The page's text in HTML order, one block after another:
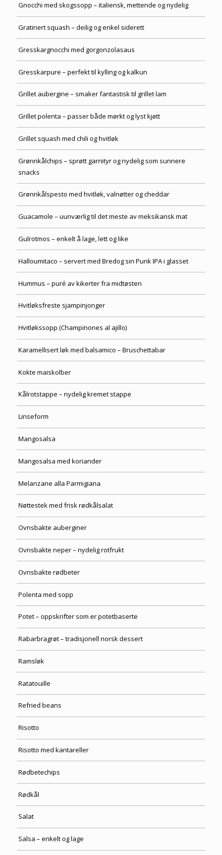
Gnocchi med skogssopp – italiensk, mettende og nydelig
Gratinert squash – deilig og enkel siderett
Gresskargnocchi med gorgonzolasaus
Gresskarpure – perfekt til kylling og kalkun
Grillet aubergine – smaker fantastisk til grillet lam
Grillet polenta – passer både mørkt og lyst kjøtt
Grillet squash med chili og hvitløk
Grønnkålchips – sprøtt garnityr og nydelig som sunnere
snacks
Grønnkålspesto med hvitløk, valnøtter og cheddar
Guacamole – uunværlig til det meste av meksikansk mat
Gulrotmos – enkelt å lage, lett og like
Halloumitaco – servert med Bredog sin Punk IPA i glasset
Hummus – puré av kikerter fra midtøsten
Hvitløksfreste sjampinjonger
Hvitløkssopp (Champinones al ajillo)
Karamellisert løk med balsamico – Bruschettabar
Kokte maiskolber
Kålrotstappe – nydelig kremet stappe
Linseform
Mangosalsa
Mangosalsa med koriander
Melanzane alla Parmigiana
Nøttestek med frisk rødkålsalat
Ovnsbakte auberginer
Ovnsbakte neper – nydelig rotfrukt
Ovnsbakte rødbeter
Polenta med sopp
Potet – oppskrifter som er potetbaserte
Rabarbragrøt – tradisjonell norsk dessert
Ramsløk
Ratatouille
Refried beans
Risotto
Risotto med kantareller
Rødbetechips
Rødkål
Salat
Salsa – enkelt og lage